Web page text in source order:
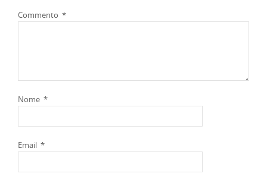
Commento *
Nome *
Email *